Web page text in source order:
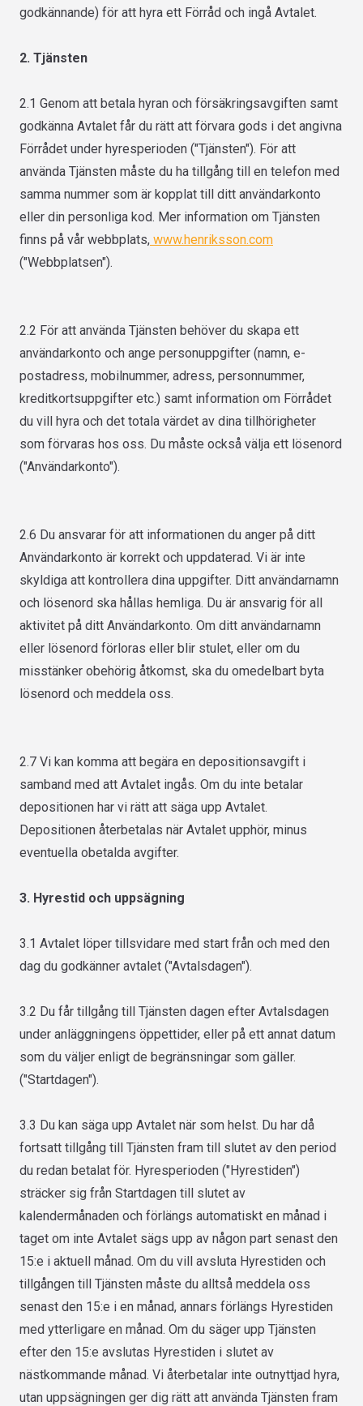
godkännande) för att hyra ett Förråd och ingå Avtalet.
2. Tjänsten
2.1 Genom att betala hyran och försäkringsavgiften samt
godkänna Avtalet får du rätt att förvara gods i det angivna
Förrådet under hyresperioden ("Tjänsten"). För att
använda Tjänsten måste du ha tillgång till en telefon med
samma nummer som är kopplat till ditt användarkonto
eller din personliga kod. Mer information om Tjänsten
finns på vår webbplats, www.henriksson.com
("Webbplatsen").
2.2 För att använda Tjänsten behöver du skapa ett
användarkonto och ange personuppgifter (namn, e-
postadress, mobilnummer, adress, personnummer,
kreditkortsuppgifter etc.) samt information om Förrådet
du vill hyra och det totala värdet av dina tillhörigheter
som förvaras hos oss. Du måste också välja ett lösenord
("Användarkonto").
2.6 Du ansvarar för att informationen du anger på ditt
Användarkonto är korrekt och uppdaterad. Vi är inte
skyldiga att kontrollera dina uppgifter. Ditt användarnamn
och lösenord ska hållas hemliga. Du är ansvarig för all
aktivitet på ditt Användarkonto. Om ditt användarnamn
eller lösenord förloras eller blir stulet, eller om du
misstänker obehörig åtkomst, ska du omedelbart byta
lösenord och meddela oss.
2.7 Vi kan komma att begära en depositionsavgift i
samband med att Avtalet ingås. Om du inte betalar
depositionen har vi rätt att säga upp Avtalet.
Depositionen återbetalas när Avtalet upphör, minus
eventuella obetalda avgifter.
3. Hyrestid och uppsägning
3.1 Avtalet löper tillsvidare med start från och med den
dag du godkänner avtalet ("Avtalsdagen").
3.2 Du får tillgång till Tjänsten dagen efter Avtalsdagen
under anläggningens öppettider, eller på ett annat datum
som du väljer enligt de begränsningar som gäller.
("Startdagen").
3.3 Du kan säga upp Avtalet när som helst. Du har då
fortsatt tillgång till Tjänsten fram till slutet av den period
du redan betalat för. Hyresperioden ("Hyrestiden")
sträcker sig från Startdagen till slutet av
kalendermånaden och förlängs automatiskt en månad i
taget om inte Avtalet sägs upp av någon part senast den
15:e i aktuell månad. Om du vill avsluta Hyrestiden och
tillgången till Tjänsten måste du alltså meddela oss
senast den 15:e i en månad, annars förlängs Hyrestiden
med ytterligare en månad. Om du säger upp Tjänsten
efter den 15:e avslutas Hyrestiden i slutet av
nästkommande månad. Vi återbetalar inte outnyttjad hyra,
utan uppsägningen ger dig rätt att använda Tjänsten fram